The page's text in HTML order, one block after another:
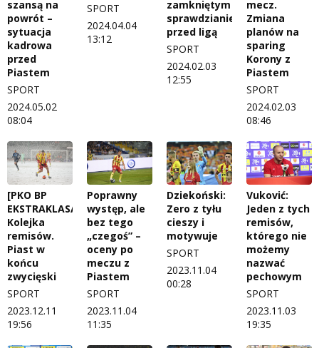
szansą na
powrót –
sytuacja
kadrowa
przed
Piastem
SPORT
2024.05.02
08:04
SPORT
2024.04.04
13:12
zamkniętym
sprawdzianie
przed ligą
SPORT
2024.02.03
12:55
mecz.
Zmiana
planów na
sparing
Korony z
Piastem
SPORT
2024.02.03
08:46
[PKO BP
EKSTRAKLASA]
Kolejka
remisów.
Piast w
końcu
zwycięski
SPORT
2023.12.11
19:56
Poprawny
występ, ale
bez tego
„czegoś” –
oceny po
meczu z
Piastem
SPORT
2023.11.04
11:35
Dziekoński:
Zero z tyłu
cieszy i
motywuje
SPORT
2023.11.04
00:28
Vuković:
Jeden z tych
remisów,
którego nie
możemy
nazwać
pechowym
SPORT
2023.11.03
19:35